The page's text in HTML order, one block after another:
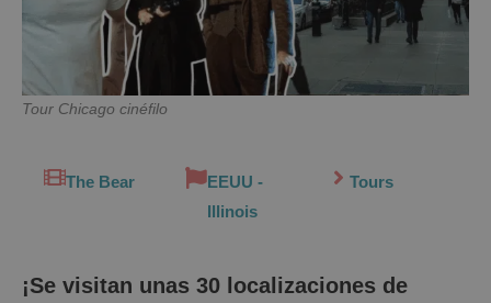
Tour Chicago cinéfilo
The Bear
EEUU -
Illinois
Tours
¡Se visitan unas 30 localizaciones de